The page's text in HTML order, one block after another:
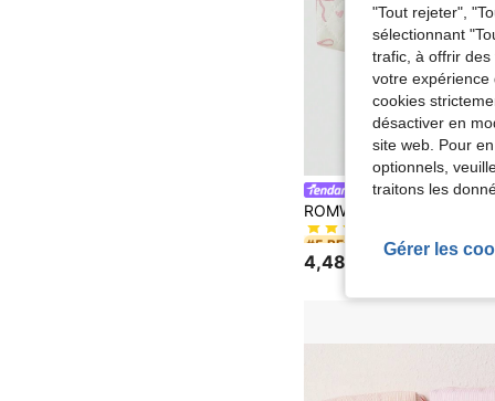
ROMWE
#5 BEST-SELLERS
#5 BEST-SELLERS
(1000+)
#5 BEST-SELLERS
(1000+)
#5 BEST-SELLERS
4,48€
"Tout rejeter",
sélectionnant
trafic, à offrir
votre expérience
cookies
désactiver en
site web. Pour
optionnels,
traitons les
Gérer les